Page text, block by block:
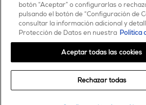
ESSIE
30, rue d’Alsace – 92300
FRANCE
900 181 055
botón “Aceptar” o configurarlas o
pulsando el botón de “Configuración de
consultar la información adicional y
Protección de Datos en nuestra Política
Rechazar todas
Aceptar todas las cookies